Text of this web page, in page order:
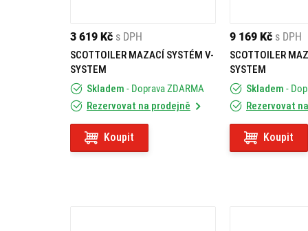
3 619 Kč s DPH
SCOTTOILER MAZACÍ SYSTÉM V-
SYSTEM
Skladem - Doprava ZDARMA
Rezervovat na prodejně
Koupit
9 169 Kč s DPH
SCOTTOILER
SYSTEM
Skladem -
Rezervovat
Koupit